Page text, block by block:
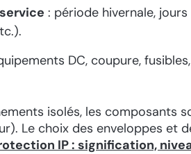
: période hivernale,
DC, coupure,
isolés, les composants
Le choix des enveloppes et
IP : signification,